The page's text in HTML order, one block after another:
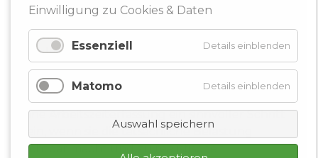
Abstimmungen mit Betrieben, Beratung,
Dokumentation, Schulentwicklung und die
Begleitung sehr unterschiedlicher
Lernbiografien.
Aus Sicht des VLB Bremen-Bremerhaven kann
eine Arbeitszeiterfassung ein sinnvoller Schritt
sein, wenn sie die tatsächliche Belastung
sichtbar macht und zu realistischen
Einwilligung zu Cookies & Daten
Essenziell Details einblenden
Matomo Details einblenden
Auswahl speichern